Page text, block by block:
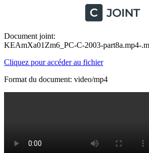
Document joint:
KEAmXa01Zm6_PC-C-2003-part8a.mp4-
Cliquez pour accéder au fichier
Format du document: video/mp4